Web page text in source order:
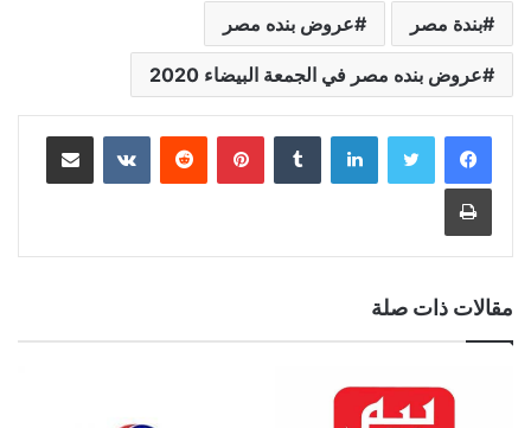
بندة مصر عروض بنده مصر
عروض بنده مصر في الجمعة البيضاء 2020
لينكدإن بينتيريست مشاركة عبر البريد
طباعة
مقالات ذات صلة